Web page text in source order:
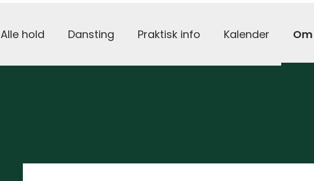
Alle hold Dansting Praktisk info Kalender